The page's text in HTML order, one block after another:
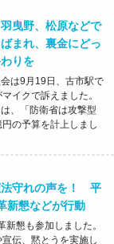
曳野、松原などで
まれ、裏金にどっ
りを
は9月19日、古市駅で
イクで訴えました。
、「防衛省は攻撃型
の予算を計上しまし
法守れの声を！ 平
新懇などが行動
懇も参加しました。
伝、黙とうを実施し